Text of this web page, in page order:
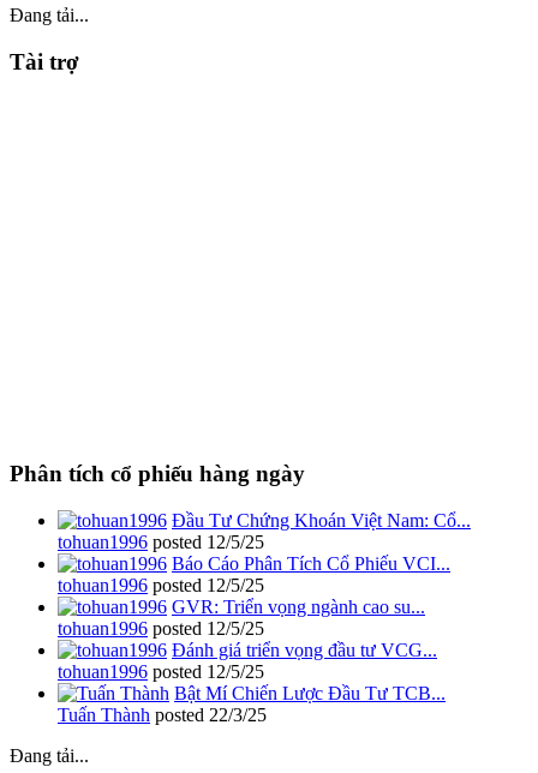
Đang tải...
Tài trợ
Phân tích cổ phiếu hàng ngày
Đầu Tư Chứng Khoán Việt Nam: Cổ...
tohuan1996 posted 12/5/25
Báo Cáo Phân Tích Cổ Phiếu VCI...
tohuan1996 posted 12/5/25
GVR: Triển vọng ngành cao su...
tohuan1996 posted 12/5/25
Đánh giá triển vọng đầu tư VCG...
tohuan1996 posted 12/5/25
Bật Mí Chiến Lược Đầu Tư TCB...
Tuấn Thành posted 22/3/25
Đang tải...